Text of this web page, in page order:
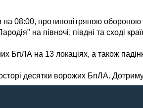
08:00, протиповітряною
на півночі, півдні та сході
БпЛА на 13 локаціях, а також
десятки ворожих БпЛА.